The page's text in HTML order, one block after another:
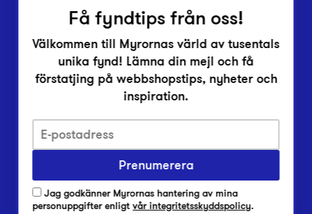
Integritetsskyddspolicy
Har du frågor om onlineköp, leverans eller retur?
Har du frågor om vår verksamhet?
Vanliga frågor om Myrorna
Få fyndtips från oss!
Välkommen till Myrornas värld av tusentals
unika fynd! Lämna din mejl och få
förstatjing på webbshopstips, nyheter och
inspiration.
Prenumerera
Jag godkänner Myrornas hantering av mina
personuppgifter enligtvår integritetsskyddspolicy.